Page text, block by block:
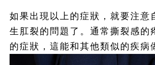
如果出現以上的症狀，就要注意
生肛裂的問題了。通常撕裂感的
的症狀，這能和其他類似的疾病